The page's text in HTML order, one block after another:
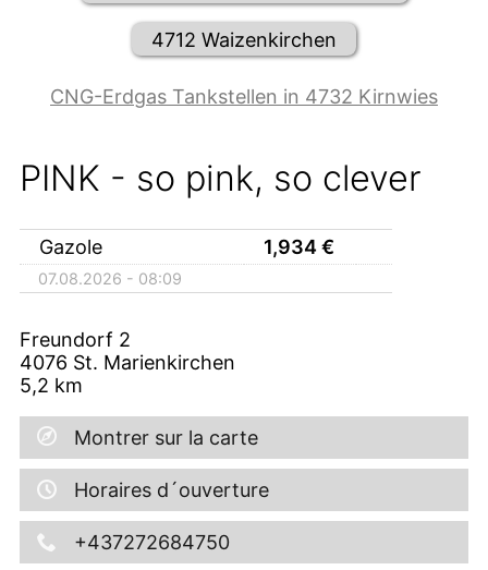
4712 Waizenkirchen
CNG-Erdgas Tankstellen in 4732 Kirnwies
PINK - so pink, so clever
Gazole 1,934€
07.08.2026 - 08:09
Freundorf 2
4076 St. Marienkirchen
5,2 km
Montrer sur la carte
Horaires d´ouverture
+437272684750